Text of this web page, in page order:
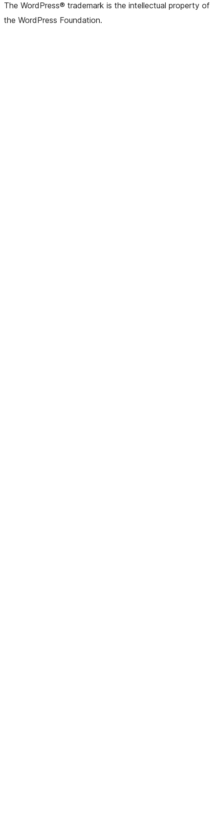
The WordPress® trademark is the intellectual property of
the WordPress Foundation.